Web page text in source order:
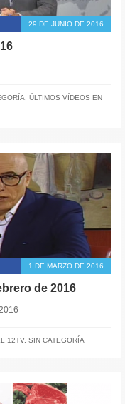
29 DE JUNIO DE 2016
ÚLTIMOS VÍDEOS EN
1 DE MARZO DE 2016
de 2016
12TV, SIN CATEGORÍA